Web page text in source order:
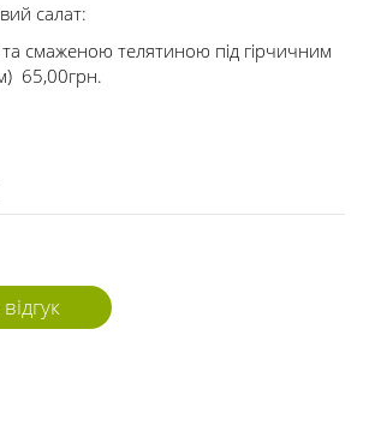
салат:
та смаженою телятиною під гірчичним
65,00грн.